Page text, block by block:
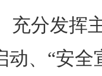
充分发挥
动、“安